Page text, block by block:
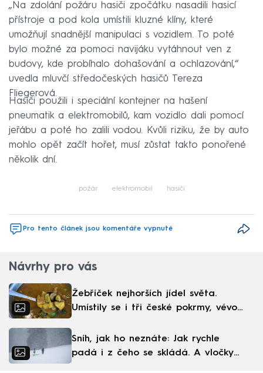
„Na zdolání požáru hasiči zpočátku nasadili hasicí
přístroje a pod kola umístili kluzné klíny, které
umožňují snadnější manipulaci s vozidlem. To poté
bylo možné za pomoci navijáku vytáhnout ven z
budovy, kde probíhalo dohašování a ochlazování,“
uvedla mluvčí středočeských hasičů Tereza
Fliegerová.
Hasiči použili i speciální kontejner na hašení
pneumatik a elektromobilů, kam vozidlo dali pomocí
jeřábu a poté ho zalili vodou. Kvůli riziku, že by auto
mohlo opět začít hořet, musí zůstat takto ponořené
několik dní.
požár elektromobil hasiči
Pro tento článek jsou komentáře vypnuté
Návrhy pro vás
Žebříček nejhorších jídel světa.
Umístily se i tři české pokrmy, vévodí
Sníh, jak ho neznáte: Jak rychle
padá i z čeho se skládá. A vločky